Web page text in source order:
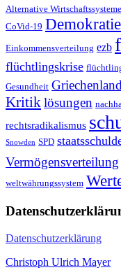
Alternative Wirtschaftssysteme
CoVid-19 Demokratie
Einkommensverteilung ezb
flüchtlingskrise
Gesundheit
Kritik lösungen
rechtsradikalismus
Snowden SPD
Vermögensverteilung
weltwährungssystem
Datenschutzerklärung
Christoph Ulrich Mayer